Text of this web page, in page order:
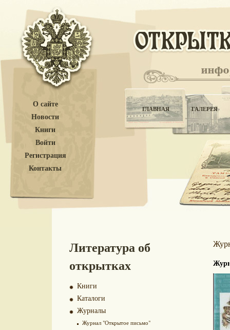
О сайте
Новости
Книги
Войти
Регистрация
Контакты
ГЛАВНАЯ ГАЛЕРЕЯ
Литература об
открытках
Книги
Каталоги
Журналы
Журнал "Открытое письмо"